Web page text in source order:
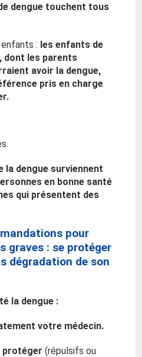
dengue touchent tous
: les enfants de
dont les parents
avoir la dengue,
pris en charge
la dengue surviennent
en bonne santé
qui présentent des
pour
graves : se protéger
dégradation de son
la dengue :
votre médecin.
protéger (répulsifs ou